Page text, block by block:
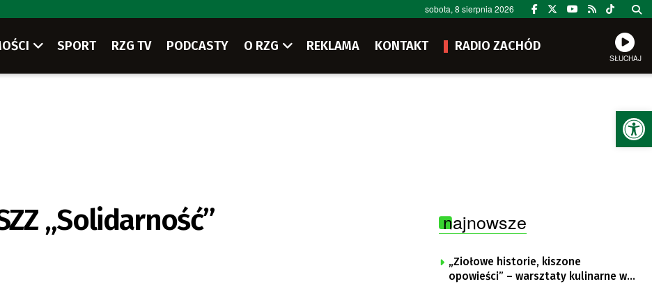
sobota, 8 sierpnia 2026
SPORT RZG TV PODCASTY O RZG REKLAMA KONTAKT RADIO ZACHÓD
SŁUCHAJ
„Solidarność” najnowsze
„Ziołowe historie, kiszone
opowieści” – warsztaty kulinarne w